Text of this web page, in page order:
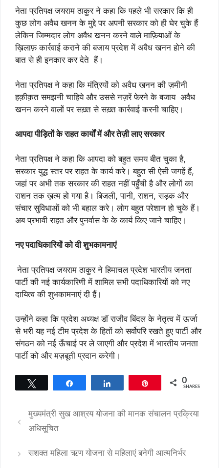
नेता प्रतिपक्ष जयराम ठाकुर ने कहा कि पहले भी सरकार कि ही
कुछ लोग अवैध खनन के मुद्दे पर अपनी सरकार को ही घेर चुके हैं
लेकिन जिम्मदार लोग अवैध खनन करने वाले माफ़ियाओं के
ख़िलाफ़ कार्रवाई कराने की बजाय प्रदेश में अवैध खनन होने की
बात से ही इनकार कर देते हैं।
नेता प्रतिपक्ष ने कहा कि मंत्रियों को अवैध खनन की ज़मीनी
हक़ीक़त समझनी चाहिये और उससे नज़रें फेरने के बजाय अवैध
खनन करने वालों पर सख़्त से सख़्त कार्रवाई करनी चाहिए।
आपदा पीड़ितों के राहत कार्यों में और तेज़ी लाए सरकार
नेता प्रतिपक्ष ने कहा कि आपदा को बहुत समय बीत चुका है,
सरकार युद्ध स्तर पर राहत के कार्य करे। बहुत सी ऐसी जगहें हैं,
जहां पर अभी तक सरकार की राहत नहीं पहुँची है और लोगों का
राशन तक ख़त्म हो गया है। बिजली, पानी, राशन, सड़क और
संचार सुविधाओं को भी बहाल करे। लोग बहुत परेशान हो चुके हैं।
अब प्रभावी राहत और पुनर्वास के के कार्य किए जाने चाहिए।
नए पदाधिकारियों को दी शुभकामनाएं
नेता प्रतिपक्ष जयराम ठाकुर ने हिमाचल प्रदेश भारतीय जनता
पार्टी की नई कार्यकारिणी में शामिल सभी पदाधिकारियों को नए
दायित्व की शुभकामनाएं दी हैं।
उन्होंने कहा कि प्रदेश अध्यक्ष डॉ राजीव बिंदल के नेतृत्व में ऊर्जा
से भरी यह नई टीम प्रदेश के हितों को सर्वोपरि रखते हुए पार्टी और
संगठन को नई ऊँचाई पर ले जाएगी और प्रदेश में भारतीय जनता
पार्टी को और मज़बूती प्रदान करेगी।
0
SHARES
मुख्यमंत्री सुख आश्रय योजना की मानक संचालन प्रक्रिया
अधिसूचित
सशक्त महिला ऋण योजना से महिलाएं बनेगी आत्मनिर्भर